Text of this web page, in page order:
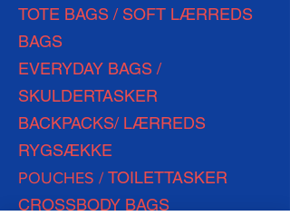
TOTE BAGS / SOFT LÆRREDS
BAGS
EVERYDAY BAGS /
SKULDERTASKER
BACKPACKS/ LÆRREDS
RYGSÆKKE
POUCHES / TOILETTASKER
CROSSBODY BAGS